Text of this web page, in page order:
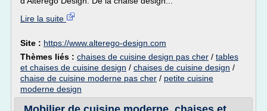
Lire la suite
Site : https://www.alterego-design.com
Thèmes liés : chaises de cuisine design pas cher / tables
et chaises de cuisine design / chaises de cuisine design /
chaise de cuisine moderne pas cher / petite cuisine
moderne design